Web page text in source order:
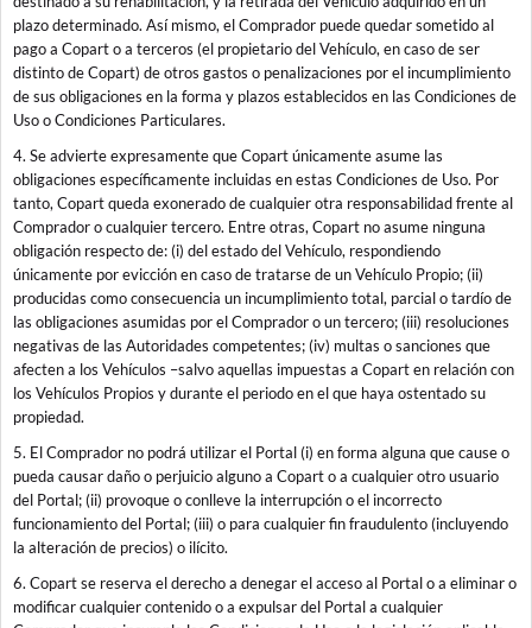
plazo determinado. Así mismo, el Comprador puede quedar sometido al
pago a Copart o a terceros (el propietario del Vehículo, en caso de ser
distinto de Copart) de otros gastos o penalizaciones por el incumplimiento
de sus obligaciones en la forma y plazos establecidos en las Condiciones de
Uso o Condiciones Particulares.
4. Se advierte expresamente que Copart únicamente asume las
obligaciones específicamente incluidas en estas Condiciones de Uso. Por
tanto, Copart queda exonerado de cualquier otra responsabilidad frente al
Comprador o cualquier tercero. Entre otras, Copart no asume ninguna
obligación respecto de: (i) del estado del Vehículo, respondiendo
únicamente por evicción en caso de tratarse de un Vehículo Propio; (ii)
producidas como consecuencia un incumplimiento total, parcial o tardío de
las obligaciones asumidas por el Comprador o un tercero; (iii) resoluciones
negativas de las Autoridades competentes; (iv) multas o sanciones que
afecten a los Vehículos –salvo aquellas impuestas a Copart en relación con
los Vehículos Propios y durante el periodo en el que haya ostentado su
propiedad.
5. El Comprador no podrá utilizar el Portal (i) en forma alguna que cause o
pueda causar daño o perjuicio alguno a Copart o a cualquier otro usuario
del Portal; (ii) provoque o conlleve la interrupción o el incorrecto
funcionamiento del Portal; (iii) o para cualquier fin fraudulento (incluyendo
la alteración de precios) o ilícito.
6. Copart se reserva el derecho a denegar el acceso al Portal o a eliminar o
modificar cualquier contenido o a expulsar del Portal a cualquier